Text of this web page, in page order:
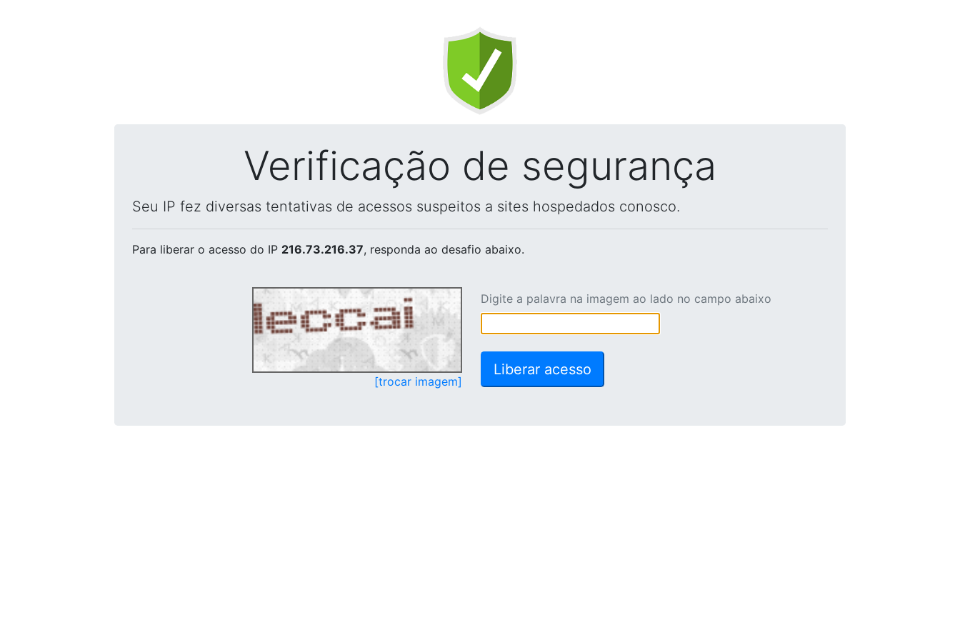
Verificação de segurança
Seu IP fez diversas tentativas de acessos suspeitos a sites hospedados conosco.
Para liberar o acesso do IP 216.73.216.37, responda ao desafio abaixo.
[trocar imagem]
Digite a palavra na imagem ao lado no campo abaixo